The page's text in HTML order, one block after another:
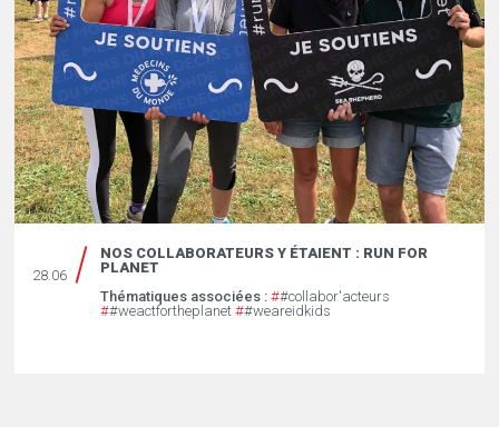
28.06
NOS COLLABORATEURS Y ÉTAIENT : RUN FOR
PLANET
Thématiques associées : ##collabor'acteurs
##weactfortheplanet ##weareidkids